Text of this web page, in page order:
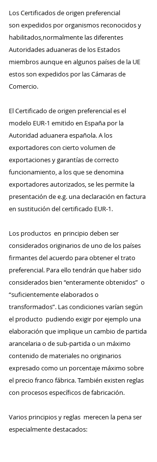
Los Certificados de origen preferencial
son expedidos por organismos reconocidos y
habilitados,normalmente las diferentes
Autoridades aduaneras de los Estados
miembros aunque en algunos países de la UE
estos son expedidos por las Cámaras de
Comercio.
El Certificado de origen preferencial es el
modelo EUR-1 emitido en España por la
Autoridad aduanera española. A los
exportadores con cierto volumen de
exportaciones y garantías de correcto
funcionamiento, a los que se denomina
exportadores autorizados, se les permite la
presentación de e.g. una declaración en factura
en sustitución del certificado EUR-1.
Los productos  en principio deben ser
considerados originarios de uno de los países
firmantes del acuerdo para obtener el trato
preferencial. Para ello tendrán que haber sido
considerados bien “enteramente obtenidos”  o
“suficientemente elaborados o
transformados”. Las condiciones varían según
el producto  pudiendo exigir por ejemplo una
elaboración que implique un cambio de partida
arancelaria o de sub-partida o un máximo
contenido de materiales no originarios
expresado como un porcentaje máximo sobre
el precio franco fábrica. También existen reglas
con procesos específicos de fabricación.
Varios principios y reglas  merecen la pena ser
especialmente destacados: